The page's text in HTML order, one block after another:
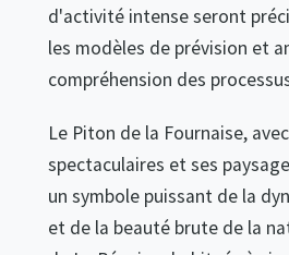
d'activité intense seront
les modèles de prévision et
compréhension des
Le Piton de la Fournaise,
spectaculaires et ses
un symbole puissant de la
et de la beauté brute de la